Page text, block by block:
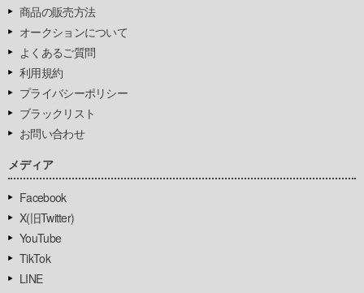
商品の販売方法
オークションについて
よくあるご質問
利用規約
プライバシーポリシー
ブラックリスト
お問い合わせ
メディア
Facebook
X(旧Twitter)
YouTube
TikTok
LINE